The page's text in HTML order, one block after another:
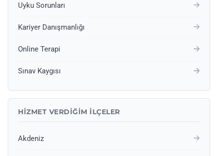
Uyku Sorunları
Kariyer Danışmanlığı
Online Terapi
Sınav Kaygısı
HIZMET VERDIĞIM İLÇELER
Akdeniz